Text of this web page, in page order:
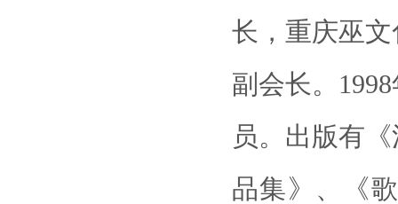
长，重庆巫
副会长。
员。出版有
品集》、《